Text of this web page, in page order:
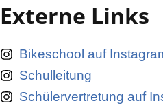
Externe Links
Bikeschool auf
Schulleitung
Schülervertretung auf